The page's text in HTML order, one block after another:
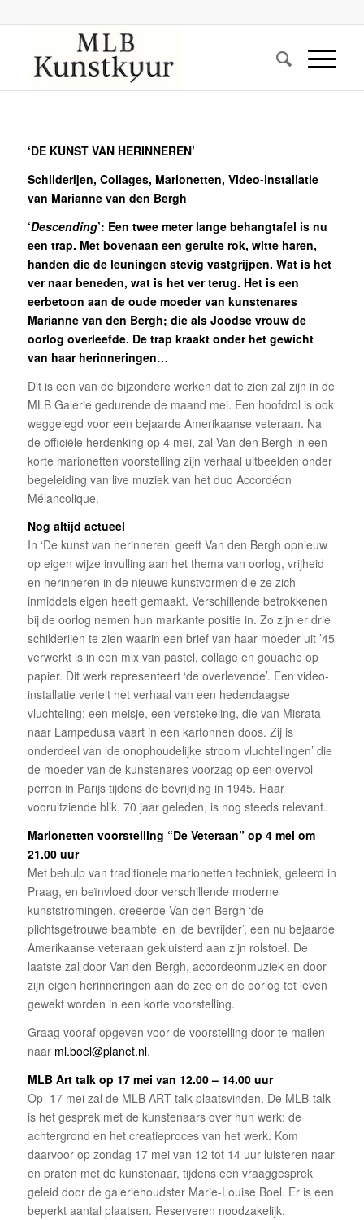
‘DE KUNST VAN HERINNEREN’
Schilderijen, Collages, Marionetten, Video-installatie
van Marianne van den Bergh
‘Descending’: Een twee meter lange behangtafel is nu
een trap. Met bovenaan een geruite rok, witte haren,
handen die de leuningen stevig vastgrijpen. Wat is het
ver naar beneden, wat is het ver terug. Het is een
eerbetoon aan de oude moeder van kunstenares
Marianne van den Bergh; die als Joodse vrouw de
oorlog overleefde. De trap kraakt onder het gewicht
van haar herinneringen…
Dit is een van de bijzondere werken dat te zien zal zijn in de
MLB Galerie gedurende de maand mei. Een hoofdrol is ook
weggelegd voor een bejaarde Amerikaanse veteraan. Na
de officiële herdenking op 4 mei, zal Van den Bergh in een
korte marionetten voorstelling zijn verhaal uitbeelden onder
begeleiding van live muziek van het duo Accordéon
Mélancolique.
Nog altijd actueel
In ‘De kunst van herinneren’ geeft Van den Bergh opnieuw
op eigen wijze invulling aan het thema van oorlog, vrijheid
en herinneren in de nieuwe kunstvormen die ze zich
inmiddels eigen heeft gemaakt. Verschillende betrokkenen
bij de oorlog nemen hun markante positie in. Zo zijn er drie
schilderijen te zien waarin een brief van haar moeder uit ’45
verwerkt is in een mix van pastel, collage en gouache op
papier. Dit werk representeert ‘de overlevende’. Een video-
installatie vertelt het verhaal van een hedendaagse
vluchteling: een meisje, een verstekeling, die van Misrata
naar Lampedusa vaart in een kartonnen doos. Zij is
onderdeel van ‘de onophoudelijke stroom vluchtelingen’ die
de moeder van de kunstenares voorzag op een overvol
perron in Parijs tijdens de bevrijding in 1945. Haar
vooruitziende blik, 70 jaar geleden, is nog steeds relevant.
Marionetten voorstelling “De Veteraan” op 4 mei om
21.00 uur
Met behulp van traditionele marionetten techniek, geleerd in
Praag, en beïnvloed door verschillende moderne
kunststromingen, creëerde Van den Bergh ‘de
plichtsgetrouwe beambte’ en ‘de bevrijder’, een nu bejaarde
Amerikaanse veteraan gekluisterd aan zijn rolstoel. De
laatste zal door Van den Bergh, accordeonmuziek en door
zijn eigen herinneringen aan de zee en de oorlog tot leven
gewekt worden in een korte voorstelling.
Graag vooraf opgeven voor de voorstelling door te mailen
naar ml.boel@planet.nl.
MLB Art talk op 17 mei van 12.00 – 14.00 uur
Op 17 mei zal de MLB ART talk plaatsvinden. De MLB-talk
is het gesprek met de kunstenaars over hun werk: de
achtergrond en het creatieproces van het werk. Kom
daarvoor op zondag 17 mei van 12 tot 14 uur luisteren naar
en praten met de kunstenaar, tijdens een vraaggesprek
geleid door de galeriehoudster Marie-Louise Boel. Er is een
beperkt aantal plaatsen. Reserveren noodzakelijk.